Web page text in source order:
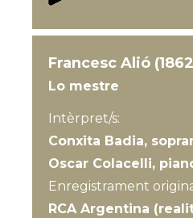
Francesc Alió
Lo mestre
Intèrpret/s:
Conxita Badia,
Oscar Colacelli,
Enregistrament
RCA Argentina